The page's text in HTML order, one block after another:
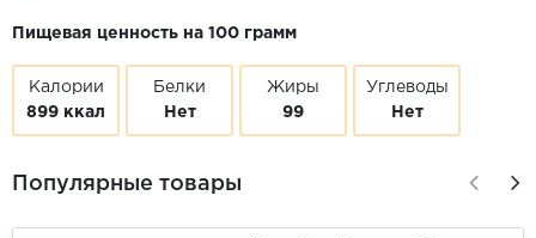
Пищевая ценность на 100 грамм
Калории
899 ккал
Белки
Нет
Жиры
99
Углеводы
Нет
Популярные товары